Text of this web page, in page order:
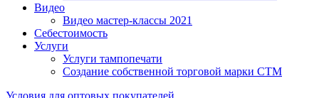
Видео
Видео мастер-классы 2021
Себестоимость
Услуги
Услуги тампопечати
Создание собственной торговой марки СТМ
Условия для оптовых покупателей